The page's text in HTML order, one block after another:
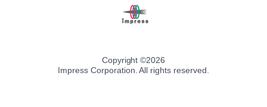
Copyright ©2026
Impress Corporation. All rights reserved.